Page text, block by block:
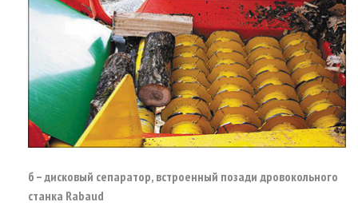
б – дисковый сепаратор, встроенный позади дровокольного
станка Rabaud